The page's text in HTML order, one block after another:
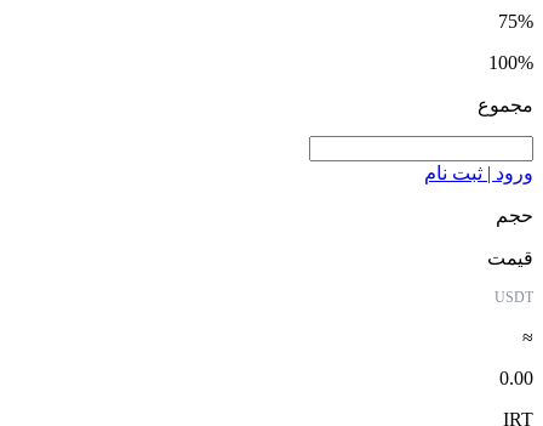
75%
100%
مجموع
ورود | ثبت نام
حجم
قیمت
USDT
≈
0.00
IRT